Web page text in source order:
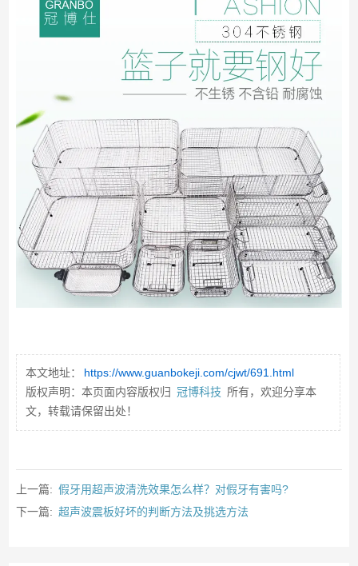
本文地址：
https://www.guanbokeji.com/cjwt/691.html
版权声明：本页面内容版权归 冠博科技 所有，欢迎分享本
文，转载请保留出处！
上一篇: 假牙用超声波清洗效果怎么样？对假牙有害吗?
下一篇: 超声波震板好坏的判断方法及挑选方法